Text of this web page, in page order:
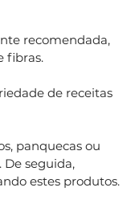
recomendada,
fibras.
de receitas
panquecas ou
seguida,
estes produtos.